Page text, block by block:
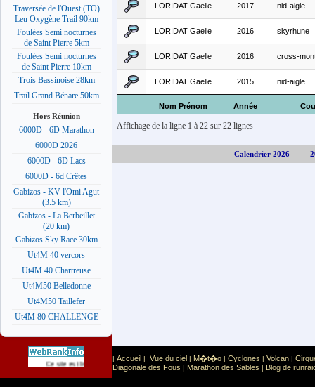
Traversée de l'Ouest (TO)
Leu Oxygène Trail 90km
Foulées Semi nocturnes
de Saint Pierre 5km
Foulées Semi nocturnes
de Saint Pierre 10km
Trois Bassinoise 28km
Trail Grand Bénare 50km
Hors Réunion
6000D - 6D Marathon
6000D 2026
6000D - 6D Lacs
6000D - 6d Crêtes
Gabizos - KV l'Omi Agut
(3.5 km)
Gabizos - La Berbeillet
(20 km)
Gabizos Sky Race 30km
Ut4M 40 vercors
Ut4M 40 Chartreuse
Ut4M50 Belledonne
Ut4M50 Taillefer
Ut4M 80 CHALLENGE
Nom Prénom Année
LORIDAT Gaelle 2017 nid-aigle
LORIDAT Gaelle 2016 skyrhune
LORIDAT Gaelle 2016 cross-
LORIDAT Gaelle 2015 nid-aigle
Affichage de la ligne 1 à 22 sur 22 lignes
Calendrier 2026
Ce site est list� dans la cat�gorie Sport Sports extr�mes
| Accueil | Vue du ciel | M�t�o | Cyclones | Volcan |
Diagonale des Fous | Marathon des Sables | Blog de